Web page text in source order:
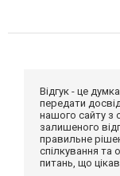
Відгук - це
передати
нашого сайту з
залишеного
правильне
спілкування та
питань, що